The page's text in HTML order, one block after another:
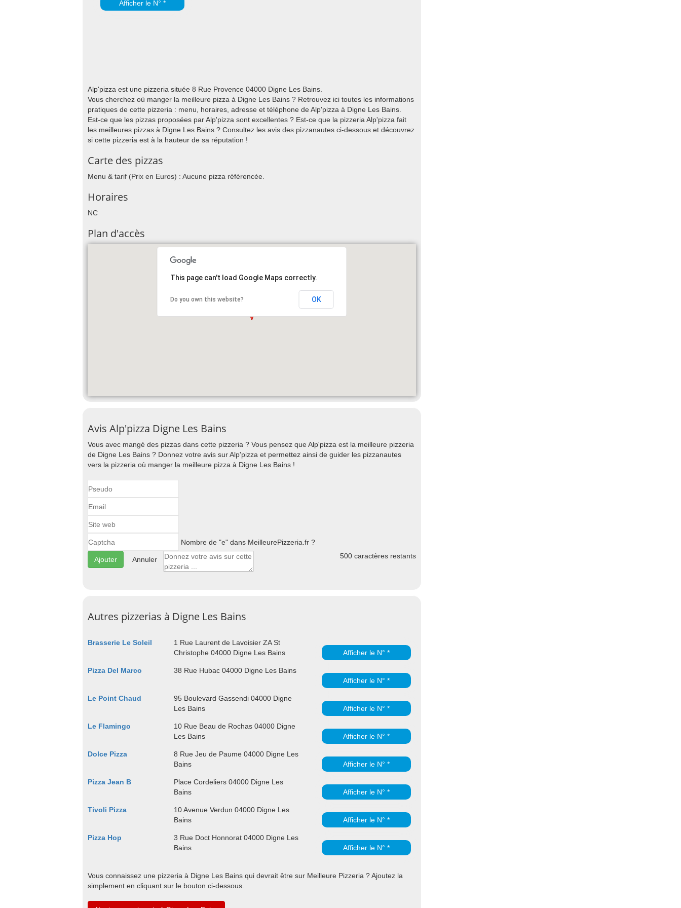
Afficher le N° *
Alp'pizza est une pizzeria située 8 Rue Provence 04000 Digne Les Bains.
Vous cherchez où manger la meilleure pizza à Digne Les Bains ? Retrouvez ici toutes les informations
pratiques de cette pizzeria : menu, horaires, adresse et téléphone de Alp'pizza à Digne Les Bains.
Est-ce que les pizzas proposées par Alp'pizza sont excellentes ? Est-ce que la pizzeria Alp'pizza fait
les meilleures pizzas à Digne Les Bains ? Consultez les avis des pizzanautes ci-dessous et découvrez
si cette pizzeria est à la hauteur de sa réputation !
Carte des pizzas
Menu & tarif (Prix en Euros) : Aucune pizza référencée.
Horaires
NC
Plan d'accès
This page can't load Google Maps correctly.
Do you own this website? OK
Avis Alp'pizza Digne Les Bains
Vous avec mangé des pizzas dans cette pizzeria ? Vous pensez que Alp'pizza est la meilleure pizzeria
de Digne Les Bains ? Donnez votre avis sur Alp'pizza et permettez ainsi de guider les pizzanautes
vers la pizzeria où manger la meilleure pizza à Digne Les Bains !
Nombre de "e" dans MeilleurePizzeria.fr ?
Annuler 500 caractères restants
Autres pizzerias à Digne Les Bains
Brasserie Le Soleil
1 Rue Laurent de Lavoisier ZA St
Christophe 04000 Digne Les Bains
Afficher le N° *
Pizza Del Marco
38 Rue Hubac 04000 Digne Les Bains
Afficher le N° *
Le Point Chaud
95 Boulevard Gassendi 04000 Digne
Les Bains
Afficher le N° *
Le Flamingo
10 Rue Beau de Rochas 04000 Digne
Les Bains
Afficher le N° *
Dolce Pizza
8 Rue Jeu de Paume 04000 Digne Les
Bains
Afficher le N° *
Pizza Jean B
Place Cordeliers 04000 Digne Les
Bains
Afficher le N° *
Tivoli Pizza
10 Avenue Verdun 04000 Digne Les
Bains
Afficher le N° *
Pizza Hop
3 Rue Doct Honnorat 04000 Digne Les
Bains
Afficher le N° *
Vous connaissez une pizzeria à Digne Les Bains qui devrait être sur Meilleure Pizzeria ? Ajoutez la
simplement en cliquant sur le bouton ci-dessous.